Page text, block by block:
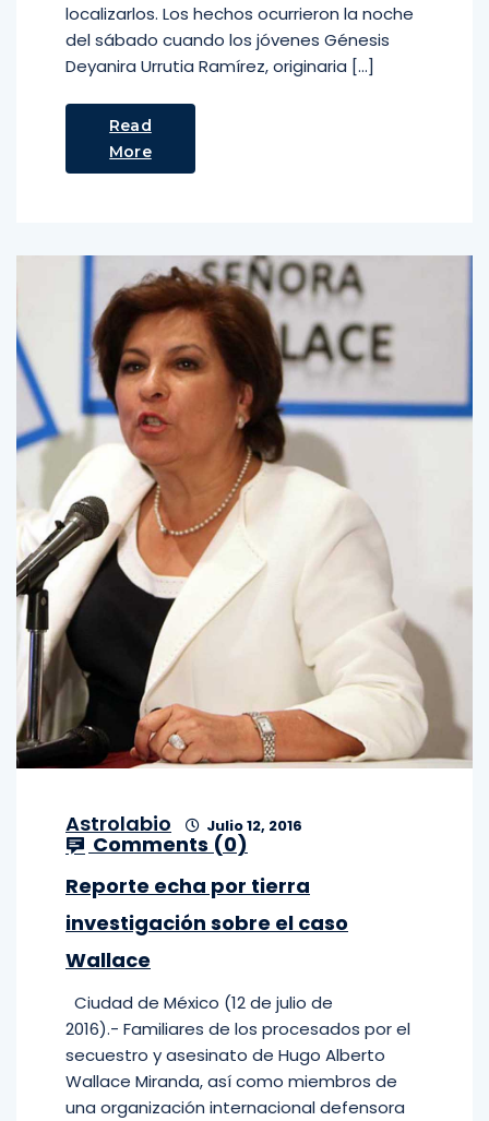
localizarlos. Los hechos ocurrieron la noche
del sábado cuando los jóvenes Génesis
Deyanira Urrutia Ramírez, originaria […]
Read
More
Astrolabio Julio 12, 2016
Comments (0)
Reporte echa por tierra
investigación sobre el caso
Wallace
Ciudad de México (12 de julio de
2016).- Familiares de los procesados por el
secuestro y asesinato de Hugo Alberto
Wallace Miranda, así como miembros de
una organización internacional defensora